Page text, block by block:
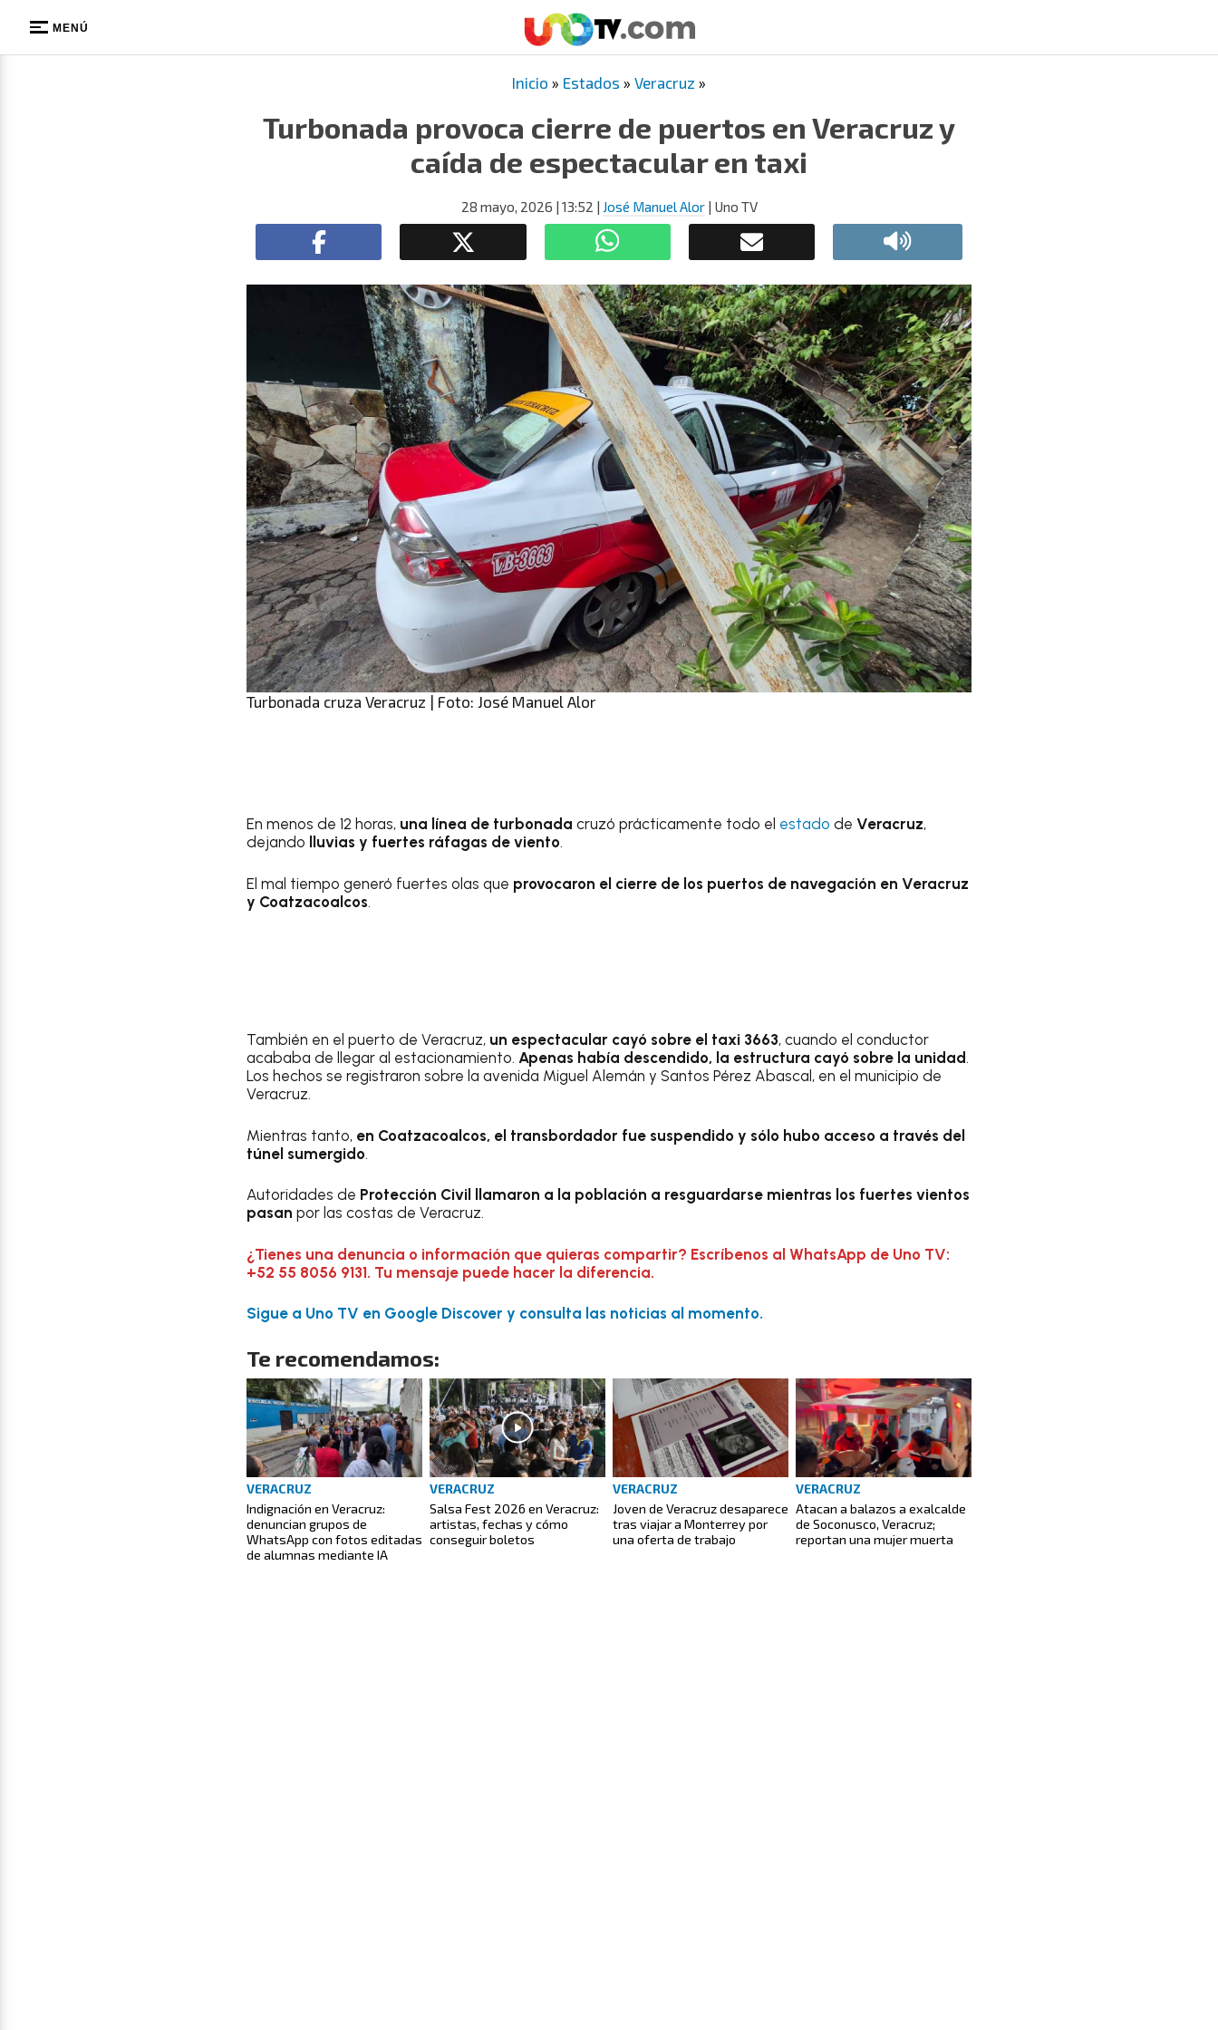
MENÚ
Inicio » Estados » Veracruz »
Turbonada provoca cierre de puertos en Veracruz y
caída de espectacular en taxi
28 mayo, 2026 | 13:52 | José Manuel Alor| Uno TV
Turbonada cruza Veracruz | Foto: José Manuel Alor
En menos de 12 horas, una línea de turbonada cruzó prácticamente todo el estado de Veracruz,
dejando
lluvias y fuertes ráfagas de viento.
El mal tiempo generó fuertes olas que provocaron el cierre de los puertos de navegación en Veracruz
y Coatzacoalcos.
También en el puerto de Veracruz, un espectacular cayó sobre el taxi 3663, cuando el conductor
acababa de llegar al estacionamiento. Apenas había descendido, la estructura cayó sobre la unidad.
Los hechos se registraron sobre la avenida Miguel Alemán y Santos Pérez Abascal, en el municipio de
Veracruz.
Mientras tanto, en Coatzacoalcos, el transbordador fue suspendido y sólo hubo acceso a través del
túnel sumergido.
Autoridades de Protección Civil llamaron a la población a resguardarse mientras los fuertes vientos
pasan por las costas de Veracruz.
¿Tienes una denuncia o información que quieras compartir? Escríbenos al WhatsApp de Uno TV:
+52 55 8056 9131. Tu mensaje puede hacer la diferencia.
Sigue a Uno TV en Google Discover y consulta las noticias al momento.
Te recomendamos:
VERACRUZ
Indignación en Veracruz:
denuncian grupos de
WhatsApp con fotos editadas
de alumnas mediante IA
VERACRUZ
Salsa Fest 2026 en Veracruz:
artistas, fechas y cómo
conseguir boletos
VERACRUZ
Joven de Veracruz desaparece
tras viajar a Monterrey por
una oferta de trabajo
VERACRUZ
Atacan a balazos a exalcalde
de Soconusco, Veracruz;
reportan una mujer muerta